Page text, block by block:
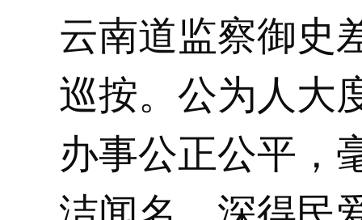
云南道监察御史
巡按。公为人大
办事公正公平，